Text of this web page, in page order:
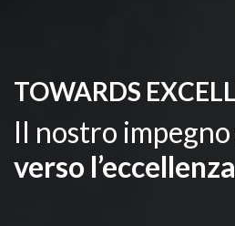
TOWARDS
Il nostro
verso